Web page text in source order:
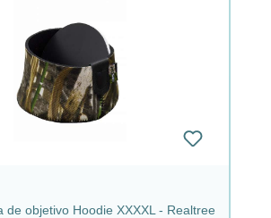
de objetivo Hoodie XXXXL - Realtree